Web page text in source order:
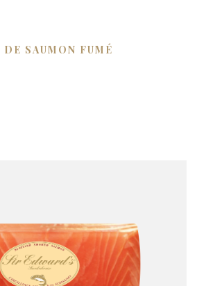
DE SAUMON FUMÉ